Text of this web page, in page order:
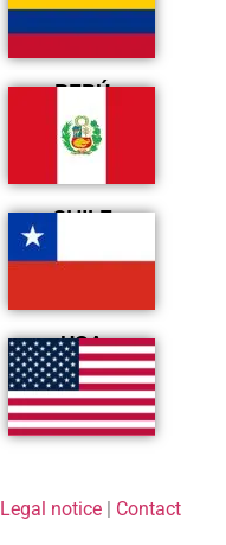
PERÚ
CHILE
USA
Legal notice| Contact